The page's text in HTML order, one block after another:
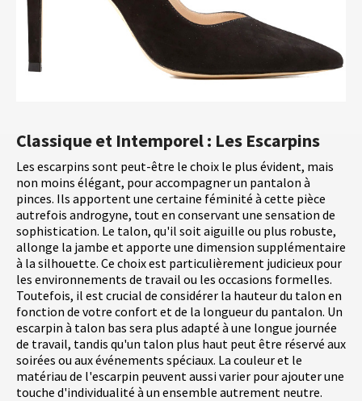
Classique et Intemporel : Les Escarpins
Les escarpins sont peut-être le choix le plus évident, mais
non moins élégant, pour accompagner un pantalon à
pinces. Ils apportent une certaine féminité à cette pièce
autrefois androgyne, tout en conservant une sensation de
sophistication. Le talon, qu'il soit aiguille ou plus robuste,
allonge la jambe et apporte une dimension supplémentaire
à la silhouette. Ce choix est particulièrement judicieux pour
les environnements de travail ou les occasions formelles.
Toutefois, il est crucial de considérer la hauteur du talon en
fonction de votre confort et de la longueur du pantalon. Un
escarpin à talon bas sera plus adapté à une longue journée
de travail, tandis qu'un talon plus haut peut être réservé aux
soirées ou aux événements spéciaux. La couleur et le
matériau de l'escarpin peuvent aussi varier pour ajouter une
touche d'individualité à un ensemble autrement neutre.